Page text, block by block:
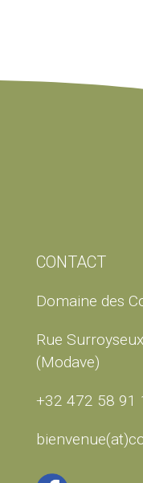
CONTACT
Domaine des
Rue
(Modave)
+32 472 58 91